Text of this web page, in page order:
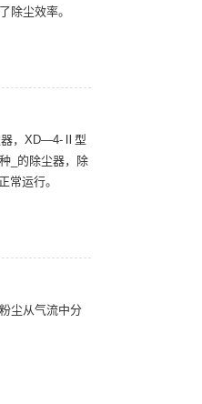
除尘效率。
器，XD—4-Ⅱ型
_的除尘器，除
常运行。
尘从气流中分